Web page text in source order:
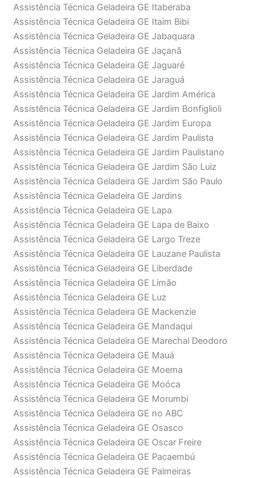
Assistência Técnica Geladeira GE Itaberaba
Assistência Técnica Geladeira GE Itaim Bibi
Assistência Técnica Geladeira GE Jabaquara
Assistência Técnica Geladeira GE Jaçanã
Assistência Técnica Geladeira GE Jaguaré
Assistência Técnica Geladeira GE Jaraguá
Assistência Técnica Geladeira GE Jardim América
Assistência Técnica Geladeira GE Jardim Bonfiglioli
Assistência Técnica Geladeira GE Jardim Europa
Assistência Técnica Geladeira GE Jardim Paulista
Assistência Técnica Geladeira GE Jardim Paulistano
Assistência Técnica Geladeira GE Jardim São Luiz
Assistência Técnica Geladeira GE Jardim São Paulo
Assistência Técnica Geladeira GE Jardins
Assistência Técnica Geladeira GE Lapa
Assistência Técnica Geladeira GE Lapa de Baixo
Assistência Técnica Geladeira GE Largo Treze
Assistência Técnica Geladeira GE Lauzane Paulista
Assistência Técnica Geladeira GE Liberdade
Assistência Técnica Geladeira GE Limão
Assistência Técnica Geladeira GE Luz
Assistência Técnica Geladeira GE Mackenzie
Assistência Técnica Geladeira GE Mandaqui
Assistência Técnica Geladeira GE Marechal Deodoro
Assistência Técnica Geladeira GE Mauá
Assistência Técnica Geladeira GE Moema
Assistência Técnica Geladeira GE Moóca
Assistência Técnica Geladeira GE Morumbi
Assistência Técnica Geladeira GE no ABC
Assistência Técnica Geladeira GE Osasco
Assistência Técnica Geladeira GE Oscar Freire
Assistência Técnica Geladeira GE Pacaembú
Assistência Técnica Geladeira GE Palmeiras